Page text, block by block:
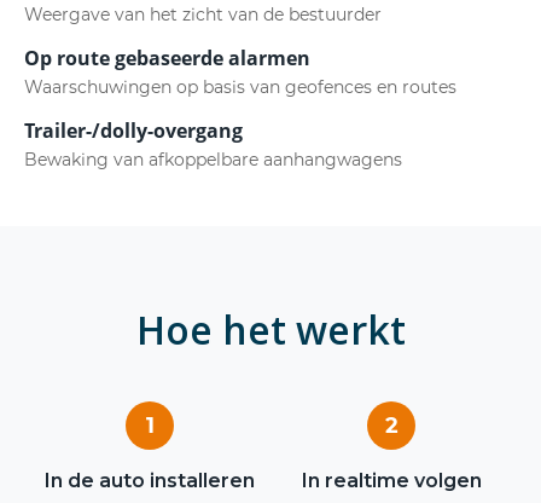
Weergave van het zicht van de bestuurder
Op route gebaseerde alarmen
Waarschuwingen op basis van geofences en routes
Trailer-/dolly-overgang
Bewaking van afkoppelbare aanhangwagens
Hoe het werkt
1
In de auto installeren
2
In realtime volgen